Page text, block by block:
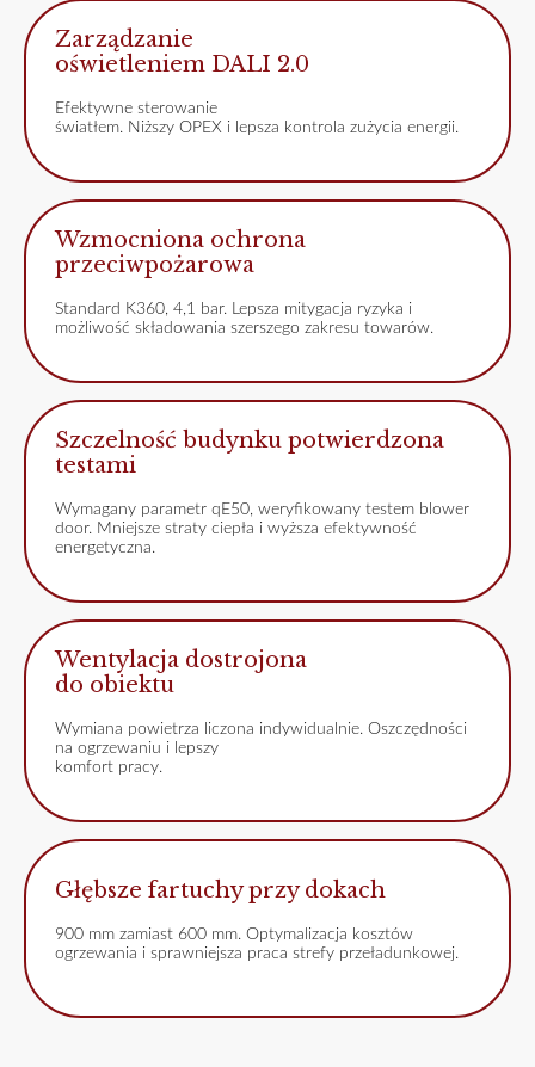
Zarządzanie
oświetleniem DALI 2.0
Efektywne sterowanie
światłem. Niższy OPEX i lepsza kontrola zużycia energii.
Wzmocniona ochrona
przeciwpożarowa
Standard K360, 4,1 bar. Lepsza mitygacja ryzyka i
możliwość składowania szerszego zakresu towarów.
Szczelność budynku potwierdzona
testami
Wymagany parametr qE50, weryfikowany testem blower
door. Mniejsze straty ciepła i wyższa efektywność
energetyczna.
Wentylacja dostrojona
do obiektu
Wymiana powietrza liczona indywidualnie. Oszczędności
na ogrzewaniu i lepszy
komfort pracy.
Głębsze fartuchy przy dokach
900 mm zamiast 600 mm. Optymalizacja kosztów
ogrzewania i sprawniejsza praca strefy przeładunkowej.